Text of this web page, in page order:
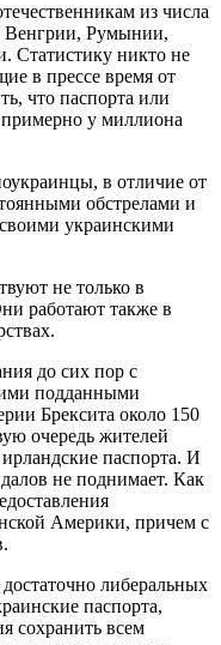
из числа
Венгрии, Румынии,
Статистику никто не
в прессе время от
что паспорта или
примерно у миллиона
в отличие от
обстрелами и
украинскими
не только в
работают также в
до сих пор с
подданными
Брексита около 150
очередь жителей
паспорта. И
не поднимает. Как
Америки, причем с
либеральных
паспорта,
сохранить всем